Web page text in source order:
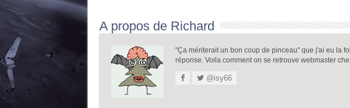
A propos de Richard
"Ça mériterait un bon coup de pinceau" que j'ai eu la
réponse. Voila comment on se retrouve webmaster
@isy66